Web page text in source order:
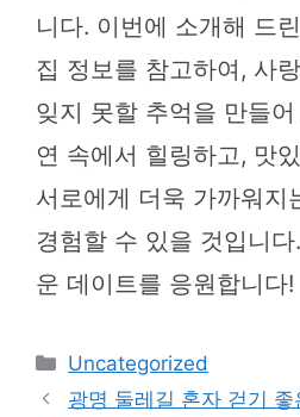
니다. 이번에 소개해 드
집 정보를 참고하여, 사
잊지 못할 추억을 만들
연 속에서 힐링하고, 맛
서로에게 더욱 가까워지
경험할 수 있을 것입니
운 데이트를 응원합니다!
카
테
Uncategorized
광명 둘레길 혼자 걷기